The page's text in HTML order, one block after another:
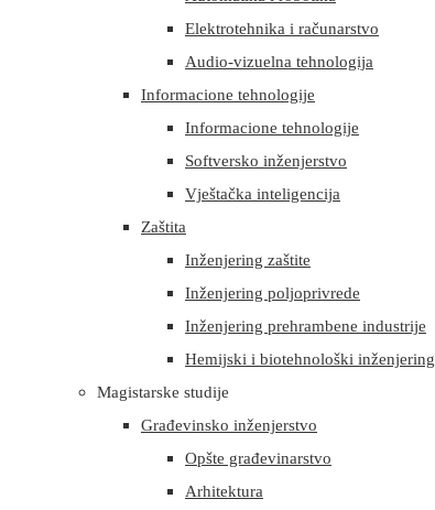
Elektrotehnika i računarstvo
Audio-vizuelna tehnologija
Informacione tehnologije
Informacione tehnologije
Softversko inženjerstvo
Vještačka inteligencija
Zaštita
Inženjering zaštite
Inženjering poljoprivrede
Inženjering prehrambene industrije
Hemijski i biotehnološki inženjering
Magistarske studije
Građevinsko inženjerstvo
Opšte građevinarstvo
Arhitektura